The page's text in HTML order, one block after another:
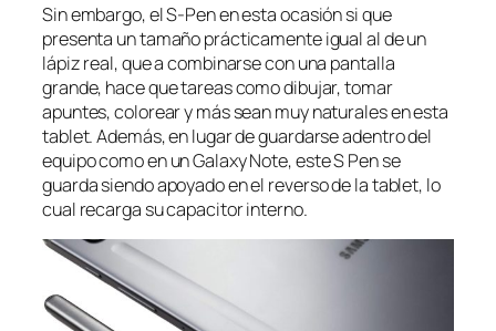
Sin embargo, el S-Pen en esta ocasión si que
presenta un tamaño prácticamente igual al de un
lápiz real, que a combinarse con una pantalla
grande, hace que tareas como dibujar, tomar
apuntes, colorear y más sean muy naturales en esta
tablet. Además, en lugar de guardarse adentro del
equipo como en un Galaxy Note, este S Pen se
guarda siendo apoyado en el reverso de la tablet, lo
cual recarga su capacitor interno.